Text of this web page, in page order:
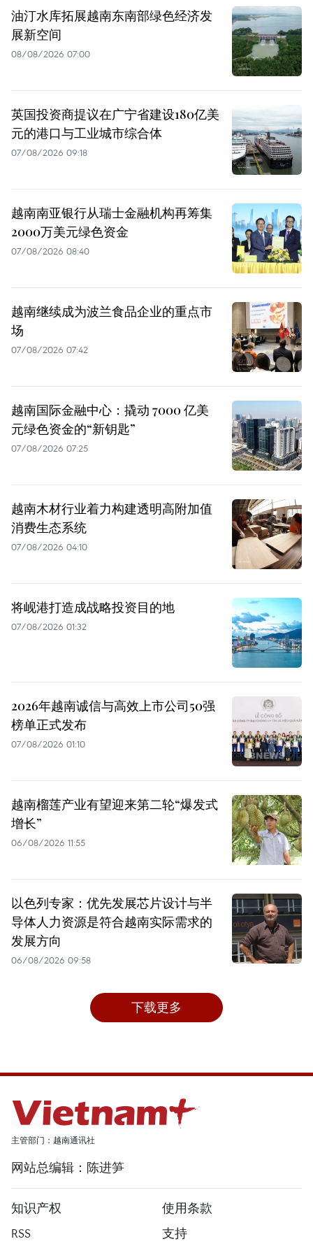
油汀水库拓展越南东南部绿色经济发
展新空间
08/08/2026 07:00
英国投资商提议在广宁省建设180亿美
元的港口与工业城市综合体
07/08/2026 09:18
越南南亚银行从瑞士金融机构再筹集
2000万美元绿色资金
07/08/2026 08:40
越南继续成为波兰食品企业的重点市
场
07/08/2026 07:42
越南国际金融中心：撬动 7000 亿美
元绿色资金的“新钥匙”
07/08/2026 07:25
越南木材行业着力构建透明高附加值
消费生态系统
07/08/2026 04:10
将岘港打造成战略投资目的地
07/08/2026 01:32
2026年越南诚信与高效上市公司50强
榜单正式发布
07/08/2026 01:10
越南榴莲产业有望迎来第二轮“爆发式
增长”
06/08/2026 11:55
以色列专家：优先发展芯片设计与半
导体人力资源是符合越南实际需求的
发展方向
06/08/2026 09:58
下载更多
主管部门：越南通讯社
网站总编辑：陈进笋
知识产权
使用条款
RSS
支持